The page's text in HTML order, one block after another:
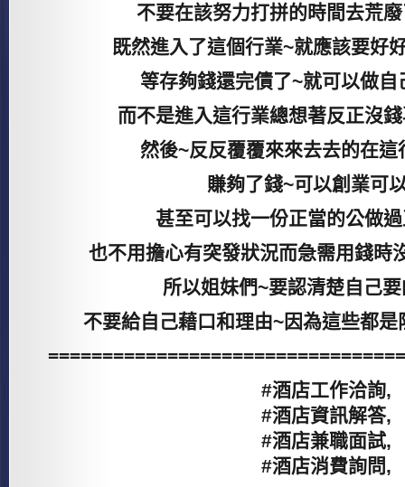
不要在該努力打拼的時間去荒
既然進入了這個行業~就應該要好
等存夠錢還完債了~就可以做自
而不是進入這行業總想著反正沒
然後~反反覆覆來來去去的在這
賺夠了錢~可以創業可
甚至可以找一份正當的公做
也不用擔心有突發狀況而急需用錢時
所以姐妹們~要認清楚自己
不要給自己藉口和理由~因為這些都
#酒店工作洽詢,
#酒店資訊解答,
#酒店兼職面試,
#酒店消費詢問,